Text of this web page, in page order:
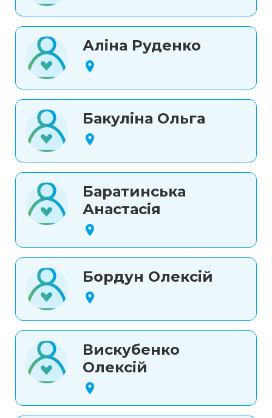
Аліна Руденко
Бакуліна Ольга
Баратинська
Анастасія
Бордун Олексій
Вискубенко
Олексій